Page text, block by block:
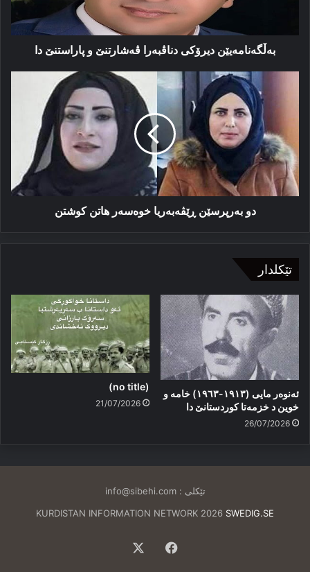
به‌ڵگه‌نامەیێن دیرۆكى دناڤبه‌را ڤه‌شارتنێ و پاراستنێ دا
به‌رپرسێن
ڕێڤه‌به‌ریا
خوه‌سه‌ر
هاتن
کوشتن
دو به‌رپرسێن ڕێڤه‌به‌ریا خوه‌سه‌ر هاتن کوشتن
تێکلدار
ئەنوەر مایی (١٩١٣-١٩٦٣) خامە و
خوین د خزمەتا کوردستانێ دا
26/07/2026
(no title)
21/07/2026
تێکلی :info@sibehi.com
KURDISTAN INFORMATION NETWORK 2026 SWEDIG.SE
Facebook